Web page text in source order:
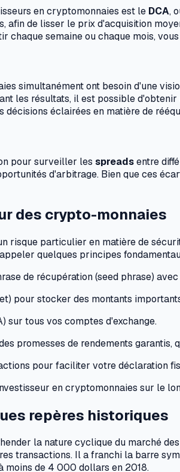
en cryptomonnaies est le DCA,
afin de lisser le prix d'acquisition
chaque semaine ou chaque mois,
simultanément ont besoin d'une
les résultats, il est possible
éclairées en matière de
pour surveiller les spreadsentre
d'arbitrage. Bien que ces
des crypto-monnaies
risque particulier en matière de
quelques principes
de récupération (seed phrase)
pour stocker des montants
sur tous vos comptes d'exchange.
promesses de rendements
pour faciliter votre déclaration
en cryptomonnaies sur le
repères historiques
la nature cyclique du marché
transactions. Il a franchi la barre
moins de 4 000 dollars en 2018.